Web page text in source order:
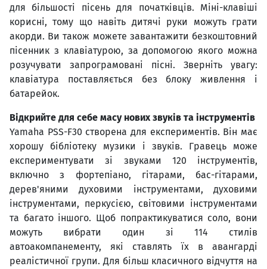
для більшості пісень для початківців. Міні-клавіші
корисні, тому що навіть дитячі руки можуть грати
акорди. Ви також можете завантажити безкоштовний
пісенник з клавіатурою, за допомогою якого можна
розучувати запрограмовані пісні. Зверніть увагу:
клавіатура поставляється без блоку живлення і
батарейок.
Відкрийте для себе масу нових звуків та інструментів
Yamaha PSS-F30 створена для експериментів. Він має
хорошу бібліотеку музики і звуків. Гравець може
експериментувати зі звуками 120 інструментів,
включно з фортепіано, гітарами, бас-гітарами,
дерев'яними духовими інструментами, духовими
інструментами, перкусією, світовими інструментами
та багато іншого. Щоб попрактикуватися соло, вони
можуть вибрати один зі 114 стилів
автоакомпанементу, які ставлять їх в авангарді
реалістичної групи. Для більш класичного відчуття на